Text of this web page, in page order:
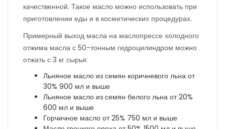
качественной. Такое масло можно использовать при
приготовлении еды и в косметических процедурах.
Примерный выход масла на маслопрессе холодного
отжима масла с 50-тонным гидроцилиндром можно
отжать с 3 кг сырья:
Льняное масло из семян коричневого льна от
30% 900 мл и выше
Льняное масло из семян белого льна от 20%
600 мл и выше
Горчичное масло от 25% 750 мл и выше